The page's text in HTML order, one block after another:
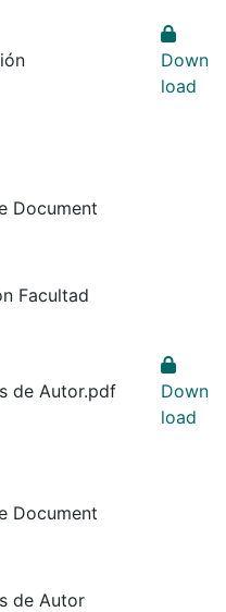
Document
Facultad
Down
load
de Autor.pdf
Document
de Autor
Down
load